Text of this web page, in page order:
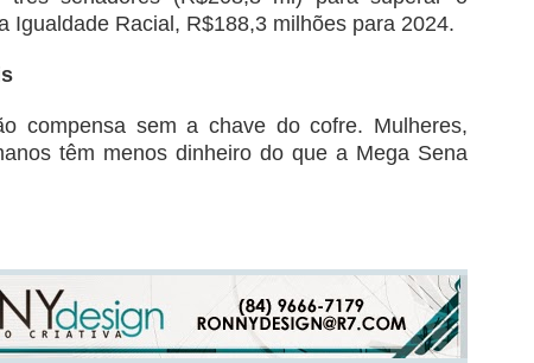
Igualdade Racial, R$188,3 milhões para 2024.
compensa sem a chave do cofre. Mulheres,
têm menos dinheiro do que a Mega Sena